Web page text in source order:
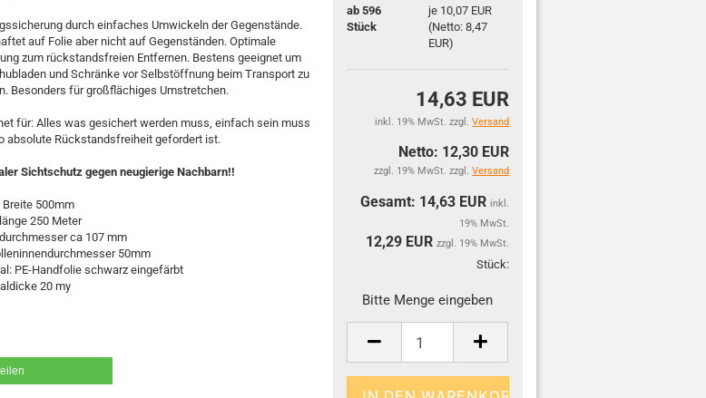
ab 596
Stück
je 10,07 EUR
(Netto: 8,47
EUR)
14,63 EUR
inkl. 19% MwSt. zzgl. Versand
Netto: 12,30 EUR
zzgl. 19% MwSt. zzgl. Versand
Gesamt: 14,63 EUR inkl.
19% MwSt.
12,29EUR zzgl. 19% MwSt.
Stück:
Bitte Menge eingeben
durch einfaches Umwickeln der Gegenstände.
auf Folie aber nicht auf Gegenständen. Optimale
zum rückstandsfreien Entfernen. Bestens geeignet um
und Schränke vor Selbstöffnung beim Transport zu
Besonders für großflächiges Umstretchen.
für: Alles was gesichert werden muss, einfach sein muss
absolute Rückstandsfreiheit gefordert ist.
Sichtschutz gegen neugierige Nachbarn!!
Breite 500mm
250 Meter
ca 107 mm
50mm
PE-Handfolie schwarz eingefärbt
20 my